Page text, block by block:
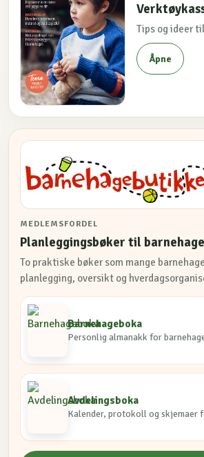
Tips og ideer
Åpne
MEDLEMSFORDEL
Planleggingsbøker til
To praktiske bøker som mange
planlegging, oversikt og
Barnehageboka
Personlig almanakk for
Avdelingsboka
Kalender, protokoll og skjemaer